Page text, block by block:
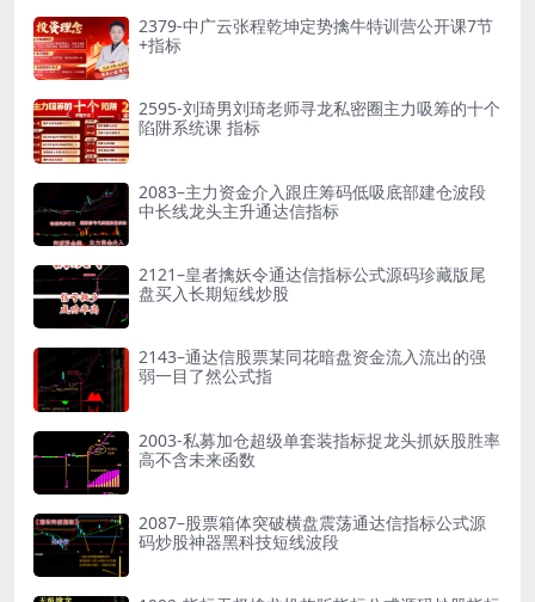
2379-中广云张程乾坤定势擒牛特训营公开课7节
+指标
2595-刘琦男刘琦老师寻龙私密圈主力吸筹的十个
陷阱系统课 指标
2083–主力资金介入跟庄筹码低吸底部建仓波段
中长线龙头主升通达信指标
2121–皇者擒妖令通达信指标公式源码珍藏版尾
盘买入长期短线炒股
2143–通达信股票某同花暗盘资金流入流出的强
弱一目了然公式指
2003-私募加仓超级单套装指标捉龙头抓妖股胜率
高不含未来函数
2087–股票箱体突破横盘震荡通达信指标公式源
码炒股神器黑科技短线波段